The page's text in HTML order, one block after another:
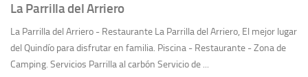
La Parrilla del Arriero
La Parrilla del Arriero - Restaurante La Parrilla del Arriero, El mejor lugar
del Quindío para disfrutar en familia. Piscina - Restaurante - Zona de
Camping. Servicios Parrilla al carbón Servicio de ...